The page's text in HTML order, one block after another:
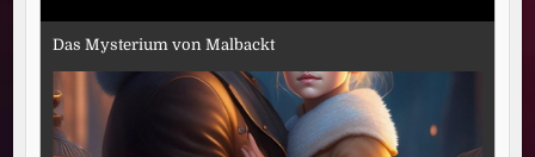
Das Mysterium von Malbackt